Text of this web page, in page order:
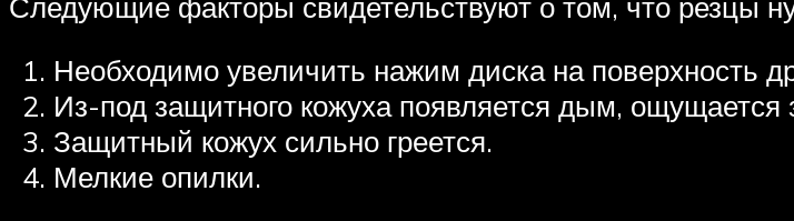
Необходимо увеличить нажим диска на поверхность
Из-под защитного кожуха появляется дым, ощущается
Защитный кожух сильно греется.
Мелкие опилки.